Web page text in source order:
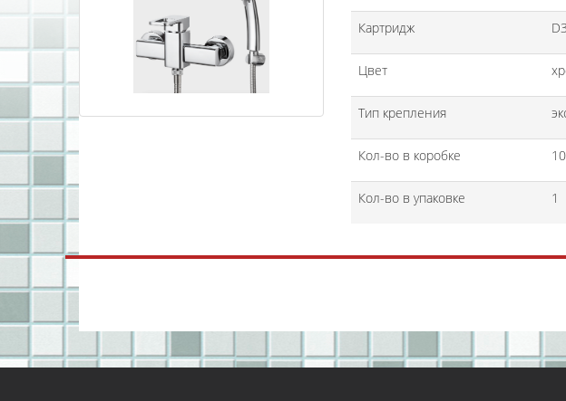
Картридж
Цвет
Тип крепления
Кол-во в коробке 10
Кол-во в упаковке 1